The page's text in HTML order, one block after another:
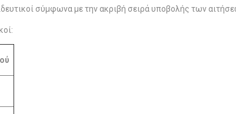
σύμφωνα με την ακριβή σειρά υποβολής των